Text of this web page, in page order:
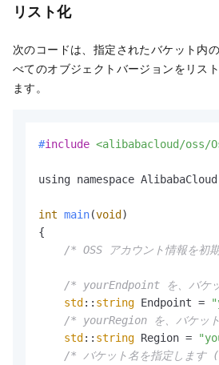
リスト化
次のコードは、指定されたバケット内
べてのオブジェクトバージョンをリス
ます。
#include <alibabacloud/oss/
using namespace
int main(void)
{
/* OSS アカウント情報を初
/* yourEndpoint を、バケッ
std:: string Endpoint =
/* yourRegion を、バケット
std:: string Region =
/* バケット名を指定しま